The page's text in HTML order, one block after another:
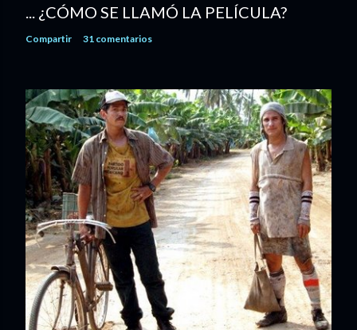
... ¿CÓMO SE LLAMÓ LA PELÍCULA?
Compartir 31 comentarios